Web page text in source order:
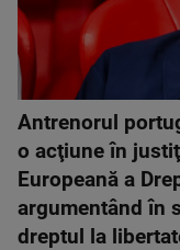
Antrenorul
o acţiune în
Europeană a
argumentând în
dreptul la